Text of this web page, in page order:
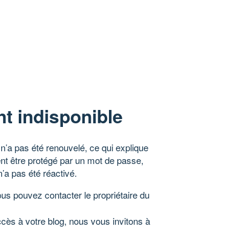
indisponible
pas été renouvelé, ce qui explique
être protégé par un mot de passe,
pas été réactivé.
pouvez contacter le propriétaire du
à votre blog, nous vous invitons à